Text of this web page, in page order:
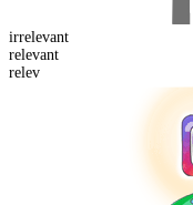
irrelevant
relevant
relev